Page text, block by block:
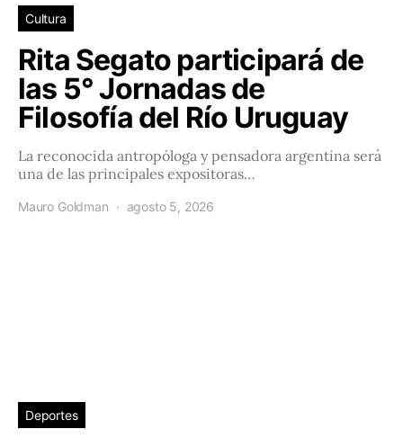
Cultura
Rita Segato participará de
las 5° Jornadas de
Filosofía del Río Uruguay
La reconocida antropóloga y pensadora argentina será
una de las principales expositoras…
Mauro Goldman agosto 5, 2026
Deportes